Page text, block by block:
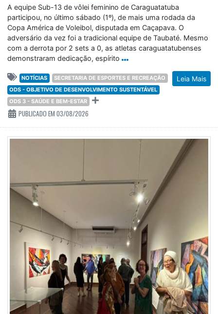
A equipe Sub-13 de vôlei feminino de Caraguatatuba
participou, no último sábado (1º), de mais uma rodada da
Copa América de Voleibol, disputada em Caçapava. O
adversário da vez foi a tradicional equipe de Taubaté. Mesmo
com a derrota por 2 sets a 0, as atletas caraguatatubenses
demonstraram dedicação, espírito
Leia Mais
NOTÍCIAS
SECRETARIA DE ESPORTES E RECREAÇÃO
ODS - OBJETIVO DE DESENVOLVIMENTO SUSTENTÁVEL
ODS 3 - SAÚDE E BEM-ESTAR
PUBLICADO EM 03/08/2026